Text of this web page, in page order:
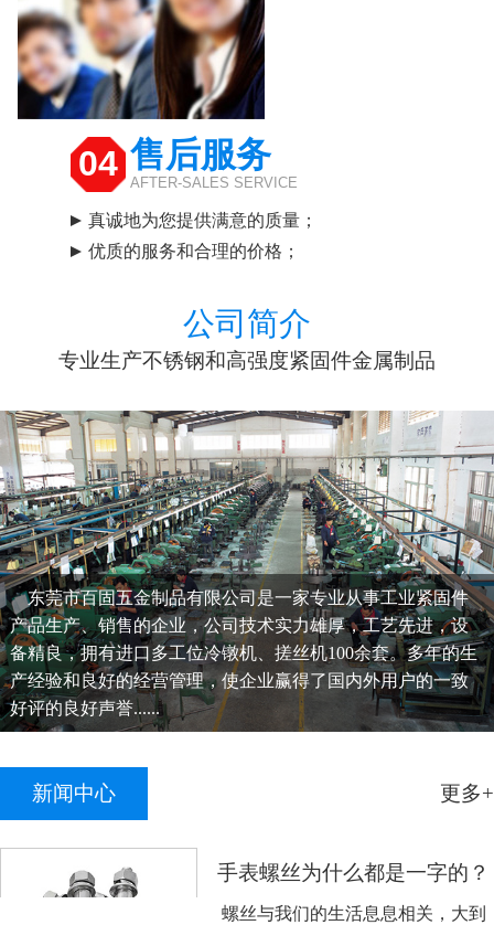
04 售后服务
AFTER-SALES SERVICE
真诚地为您提供满意的质量；
优质的服务和合理的价格；
公司简介
专业生产不锈钢和高强度紧固件金属制品
东莞市百固五金制品有限公司是一家专业从事工业紧固件
产品生产、销售的企业，公司技术实力雄厚，工艺先进，设
备精良，拥有进口多工位冷镦机、搓丝机100余套。多年的生
产经验和良好的经营管理，使企业赢得了国内外用户的一致
好评的良好声誉......
新闻中心 更多+
手表螺丝为什么都是一字的？
螺丝与我们的生活息息相关，大到